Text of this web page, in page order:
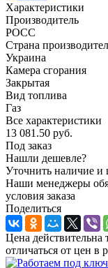
Характеристики
Производитель
РОСС
Страна
Украина
Камера сгорания
Закрытая
Вид топлива
Газ
Все характеристики
13 081.50 руб.
Под заказ
Нашли дешевле?
Уточнить наличие и
Наши менеджеры
условия заказа
Поделиться
Цена действительна
отличаться от цен в